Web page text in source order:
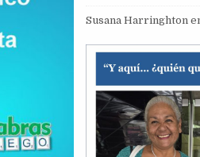
Susana Harringhton